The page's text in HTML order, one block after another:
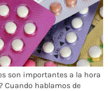
son importantes a la hora
Cuando hablamos de